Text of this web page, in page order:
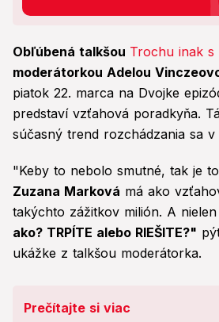
Obľúbená talkšou Trochu inak s
moderátorkou Adelou
piatok 22. marca na Dvojke
predstaví vzťahová poradkyňa.
súčasný trend rozchádzania sa v
"Keby to nebolo smutné, tak je
Zuzana Marková má ako
takýchto zážitkov milión. A
ako? TRPÍTE alebo RIEŠITE?"
ukážke z talkšou moderátorka.
Prečítajte si viac